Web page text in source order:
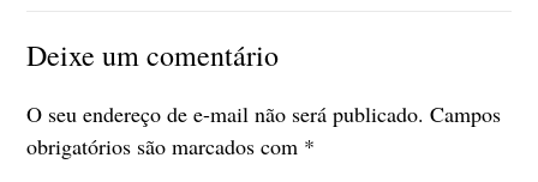
Deixe um comentário
O seu endereço de e-mail não será publicado. Campos
obrigatórios são marcados com *